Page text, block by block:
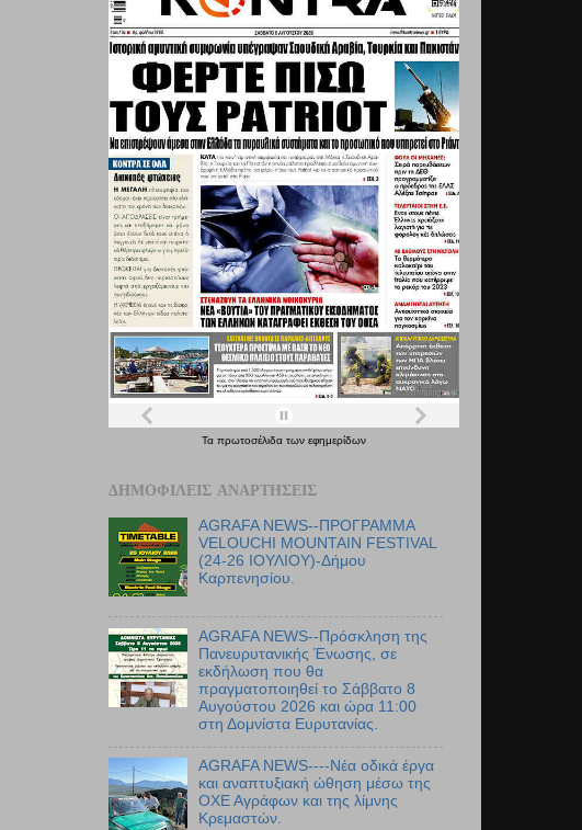
Τα πρωτοσέλιδα των εφημερίδων
ΔΗΜΟΦΙΛΕΊΣ ΑΝΑΡΤΉΣΕΙΣ
AGRAFA NEWS--ΠΡΟΓΡΑΜΜΑ
VELOUCHI MOUNTAIN FESTIVAL
(24-26 ΙΟΥΛΙΟΥ)-Δήμου
Καρπενησίου.
AGRAFA NEWS--Πρόσκληση της
Πανευρυτανικής Ένωσης, σε
εκδήλωση που θα
πραγματοποιηθεί το Σάββατο 8
Αυγούστου 2026 και ώρα 11:00
στη Δομνίστα Ευρυτανίας.
AGRAFA NEWS----Νέα οδικά έργα
και αναπτυξιακή ώθηση μέσω της
ΟΧΕ Αγράφων και της λίμνης
Κρεμαστών.